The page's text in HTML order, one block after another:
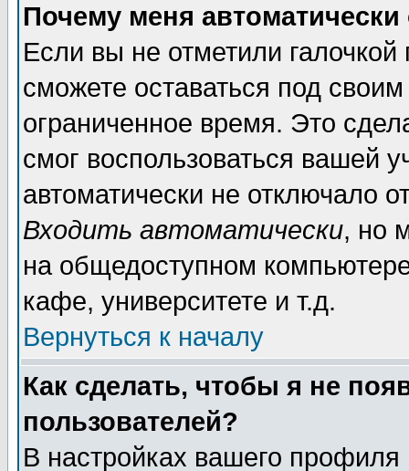
Почему меня автоматически
Если вы не отметили галочкой
сможете оставаться под
ограниченное время. Это
смог воспользоваться вашей
автоматически не отключало
Входить автоматически, но
на общедоступном
кафе, университете и т.д.
Вернуться к началу
Как сделать, чтобы я не
пользователей?
В настройках вашего